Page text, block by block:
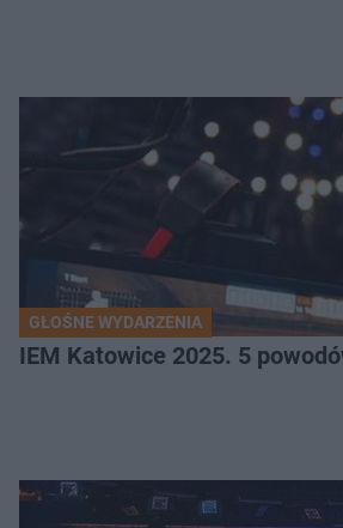
GŁOŚNE WYDARZENIA
IEM Katowice 2025. 5